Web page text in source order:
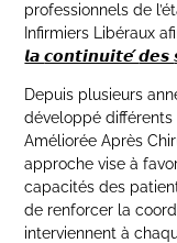
professionnels de
Infirmiers Libéraux
𝙡𝙖𝙘𝙤𝙣𝙩𝙞𝙣𝙪𝙞𝙩𝙚́𝙙𝙚𝙨
Depuis plusieurs
développé
Améliorée Après
approche vise à
capacités des
de renforcer la
interviennent à